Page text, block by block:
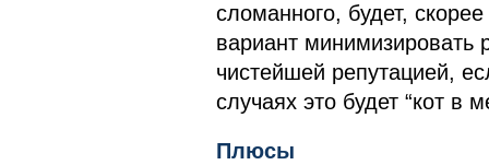
сломанного, будет,
вариант минимизировать
чистейшей репутацией,
случаях это будет “кот в
Плюсы